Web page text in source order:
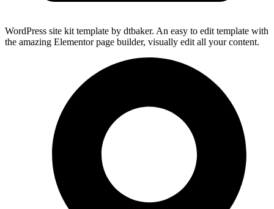
WordPress site kit template by dtbaker. An easy to edit template with
the amazing Elementor page builder, visually edit all your content.